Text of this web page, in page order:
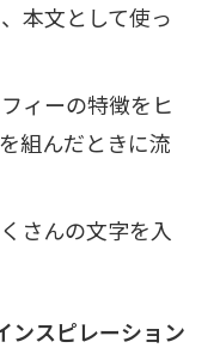
本文として使っ
ィーの特徴をヒ
組んだときに流
さんの文字を入
ンスピレーション